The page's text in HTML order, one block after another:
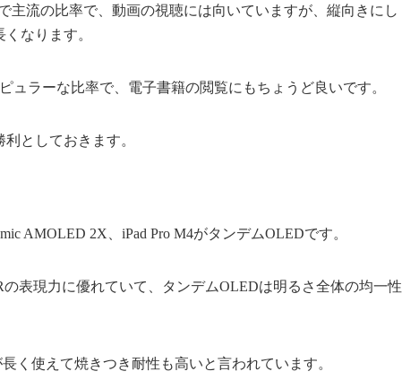
主流の比率で、動画の視聴には向いていますが、縦向きにし
なります。
ュラーな比率で、電子書籍の閲覧にもちょうど良いです。
としておきます。
AMOLED 2X、iPad Pro M4がタンデムOLEDです。
表現力に優れていて、タンデムOLEDは明るさ全体の均一性
く使えて焼きつき耐性も高いと言われています。